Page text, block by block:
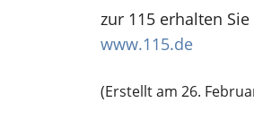
zur 115 erhalten
www.115.de
(Erstellt am 26.